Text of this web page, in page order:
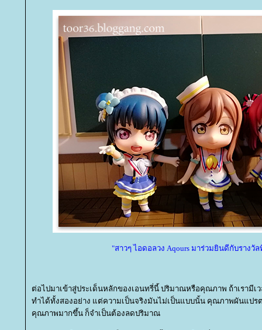
"สาวๆ ไอดอลวง Aqours มาร่วมยินดีกับรางวั
ต่อไปมาเข้าสู่ประเด็นหลักของเอนทรี่นี้ ปริมาณหรือคุณภาพ ถ้าเรามีเ
ทำได้ทั้งสองอย่าง แต่ความเป็นจริงมันไม่เป็นแบบนั้น คุณภาพผันแปร
คุณภาพมากขึ้น ก็จำเป็นต้องลดปริมาณ